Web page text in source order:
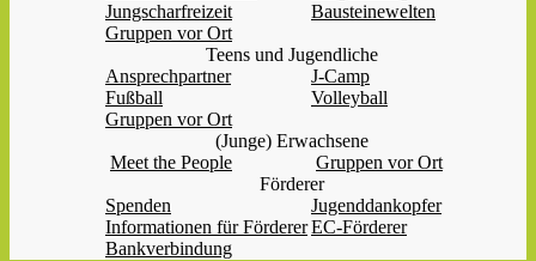
Jungscharfreizeit
Bausteinewelten
Gruppen vor Ort
Teens und Jugendliche
Ansprechpartner
J-Camp
Fußball
Volleyball
Gruppen vor Ort
(Junge) Erwachsene
Meet the People
Gruppen vor Ort
Förderer
Spenden
Jugenddankopfer
Informationen für FördererEC-Förderer
Bankverbindung